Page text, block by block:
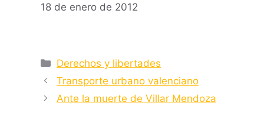
18 de enero de 2012
Categorías
Derechos y libertades
Transporte urbano valenciano
Ante la muerte de Villar Mendoza